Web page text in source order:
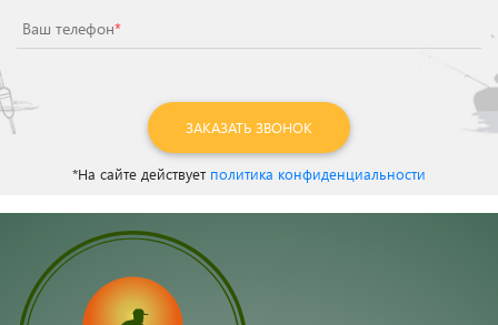
Ваш телефон*
ЗАКАЗАТЬ ЗВОНОК
*На сайте действует политика конфиденциальности